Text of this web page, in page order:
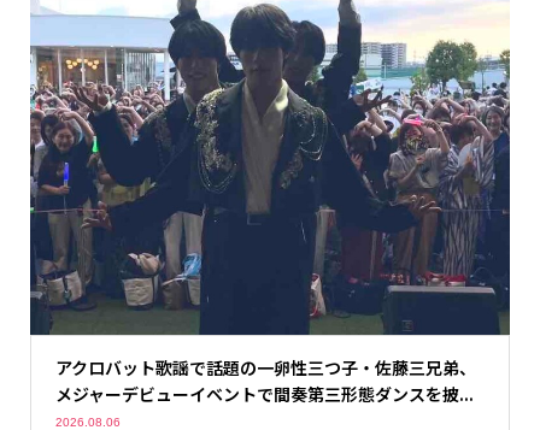
アクロバット歌謡で話題の一卵性三つ子・佐藤三兄弟、
メジャーデビューイベントで間奏第三形態ダンスを披...
2026.08.06